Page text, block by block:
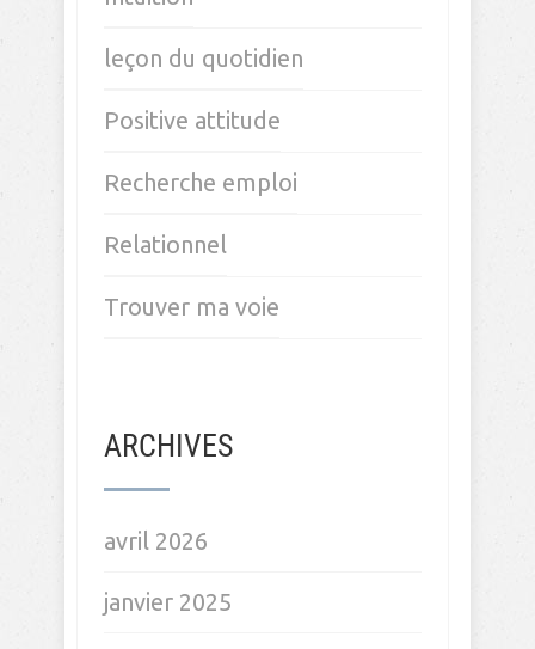
leçon du quotidien
Positive attitude
Recherche emploi
Relationnel
Trouver ma voie
ARCHIVES
avril 2026
janvier 2025